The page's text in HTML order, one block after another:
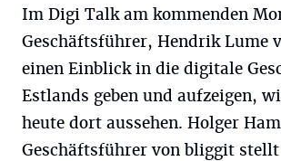
Im Digi Talk am kommenden
Geschäftsführer, Hendrik Lume
einen Einblick in die digitale
Estlands geben und aufzeigen,
heute dort aussehen. Holger
Geschäftsführer von bliggit